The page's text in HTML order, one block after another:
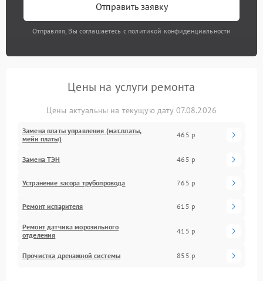
Отправить заявку
Отправляя, Вы соглашаетесь с политикой конфиденциальности
Цены на услуги ремонта
Цены актуальны на текущую дату 07.08.2026
Замена платы управления (мат.платы,
мейн платы)
465 р
Замена ТЭН 465 р
Устранение засора трубопровода 765 р
Ремонт испарителя 615 р
Ремонт датчика морозильного
отделения
415 р
Прочистка дренажной системы 855 р